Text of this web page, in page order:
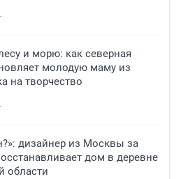
и морю: как северная
молодую маму из
на творчество
дизайнер из Москвы за
дом в деревне
области